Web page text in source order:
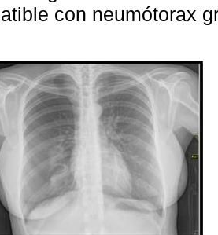
con neumótorax